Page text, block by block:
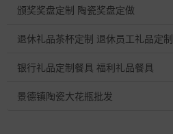
颁奖奖盘定制 陶瓷奖盘定做
退休礼品茶杯定制 退休员工礼品定制
银行礼品定制餐具 福利礼品餐具
景德镇陶瓷大花瓶批发